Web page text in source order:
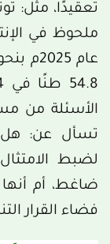
تعقيدًا، مثل:
ملحوظ في
الأسئلة من
تسأل عن: هل
لضبط
ضاغط، أم
فضاء القرار